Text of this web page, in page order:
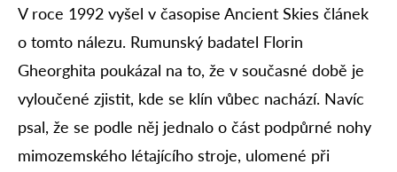
V roce 1992 vyšel v časopise Ancient Skies článek
o tomto nálezu. Rumunský badatel Florin
Gheorghita poukázal na to, že v současné době je
vyloučené zjistit, kde se klín vůbec nachází. Navíc
psal, že se podle něj jednalo o část podpůrné nohy
mimozemského létajícího stroje, ulomené při